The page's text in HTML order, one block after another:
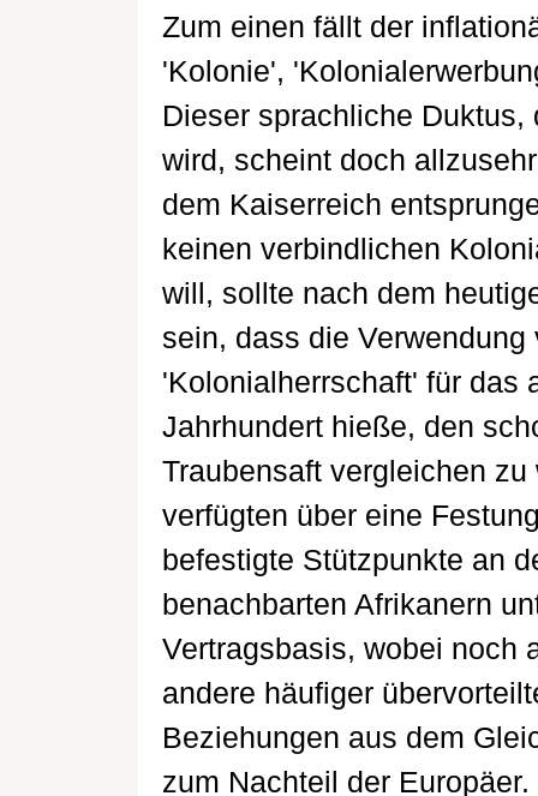
Zum einen fällt der
'Kolonie',
Dieser sprachliche
wird, scheint doch
dem Kaiserreich
keinen verbindlichen
will, sollte nach dem
sein, dass die
'Kolonialherrschaft' für das
Jahrhundert hieße, den
Traubensaft vergleichen
verfügten über eine
befestigte Stützpunkte an
benachbarten Afrikanern
Vertragsbasis, wobei noch
andere häufiger
Beziehungen aus dem
zum Nachteil der